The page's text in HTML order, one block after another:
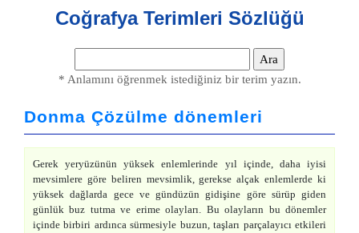
İNCELEMELER
SÖZLÜKLER İL İL TÜRKIYE
Coğrafya Terimleri Sözlüğü
* Anlamını öğrenmek istediğiniz bir terim yazın.
Donma Çözülme dönemleri
Gerek yeryüzünün yüksek enlemlerinde yıl içinde, daha iyisi
mevsimlere göre beliren mevsimlik, gerekse alçak enlemlerde ki
yüksek dağlarda gece ve gündüzün gidişine göre sürüp giden
günlük buz tutma ve erime olayları. Bu olayların bu dönemler
içinde birbiri ardınca sürmesiyle buzun, taşları parçalayıcı etkileri